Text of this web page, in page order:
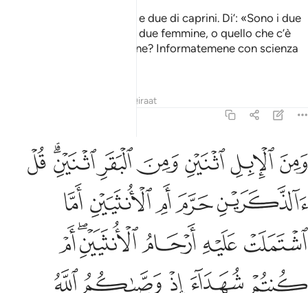
Otto a coppie: due di ovini e due di caprini. Di’: «Sono i due
maschi che ha vietato, o le due femmine, o quello che c’è
nel ventre delle due femmine? Informatemene con scienza
Qiraat
ومن الابل اثنين ومن البقر اثنين قل الذكرين حرم ام الانثيين اما
وَمِنَ ٱلْإِبِلِ ٱثْنَيْنِ وَمِنَ ٱلْبَقَرِ ٱثْنَيْنِ ۗ قُلْ ءَآلذَّكَرَيْنِ حَرَّمَ
ﱜﱝﱞﱟﱠﱡﱢ ﱣ
ﱤﱥﱦﱧﱨ
ﱩﱪﱫﱬﱭﱮ
ﱯ ﱰﱱﱲﱳ